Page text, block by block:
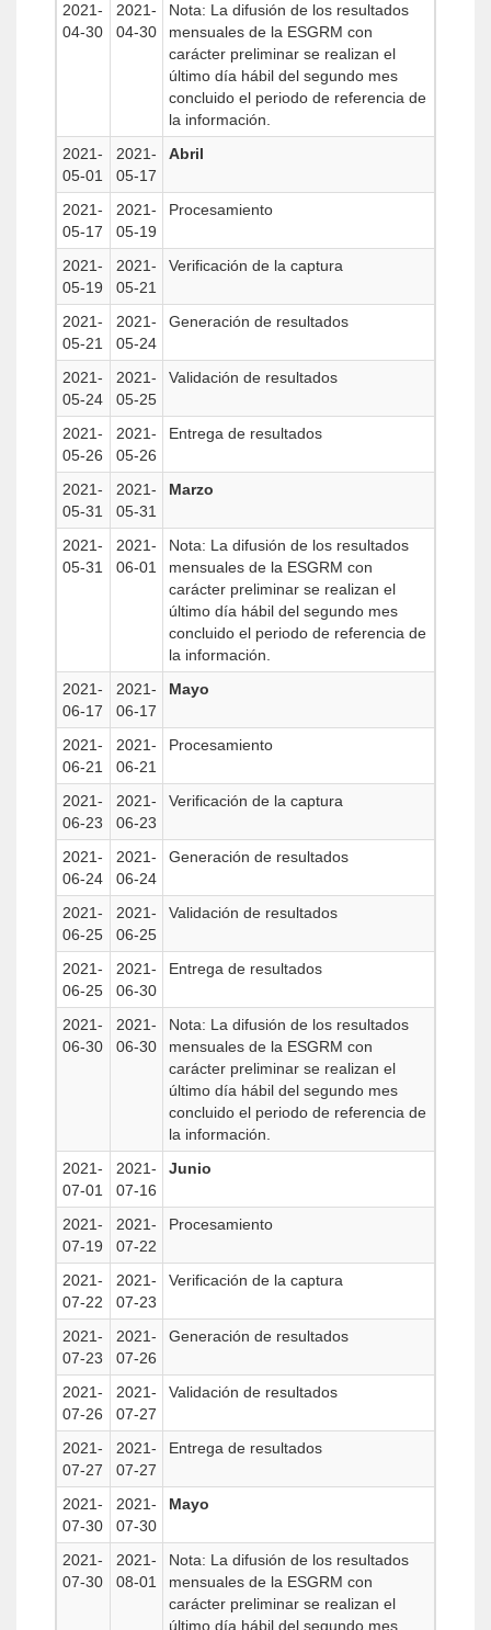
2021-
04-30
2021-
04-30
Nota: La difusión de los resultados
mensuales de la ESGRM con
carácter preliminar se realizan el
último día hábil del segundo mes
concluido el periodo de referencia de
la información.
2021-
05-01
2021-
05-17
Abril
2021-
05-17
2021-
05-19
Procesamiento
2021-
05-19
2021-
05-21
Verificación de la captura
2021-
05-21
2021-
05-24
Generación de resultados
2021-
05-24
2021-
05-25
Validación de resultados
2021-
05-26
2021-
05-26
Entrega de resultados
2021-
05-31
2021-
05-31
Marzo
2021-
05-31
2021-
06-01
Nota: La difusión de los resultados
mensuales de la ESGRM con
carácter preliminar se realizan el
último día hábil del segundo mes
concluido el periodo de referencia de
la información.
2021-
06-17
2021-
06-17
Mayo
2021-
06-21
2021-
06-21
Procesamiento
2021-
06-23
2021-
06-23
Verificación de la captura
2021-
06-24
2021-
06-24
Generación de resultados
2021-
06-25
2021-
06-25
Validación de resultados
2021-
06-25
2021-
06-30
Entrega de resultados
2021-
06-30
2021-
06-30
Nota: La difusión de los resultados
mensuales de la ESGRM con
carácter preliminar se realizan el
último día hábil del segundo mes
concluido el periodo de referencia de
la información.
2021-
07-01
2021-
07-16
Junio
2021-
07-19
2021-
07-22
Procesamiento
2021-
07-22
2021-
07-23
Verificación de la captura
2021-
07-23
2021-
07-26
Generación de resultados
2021-
07-26
2021-
07-27
Validación de resultados
2021-
07-27
2021-
07-27
Entrega de resultados
2021-
07-30
2021-
07-30
Mayo
2021-
07-30
2021-
08-01
Nota: La difusión de los resultados
mensuales de la ESGRM con
carácter preliminar se realizan el
último día hábil del segundo mes